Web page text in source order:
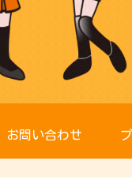
お問い合わせ